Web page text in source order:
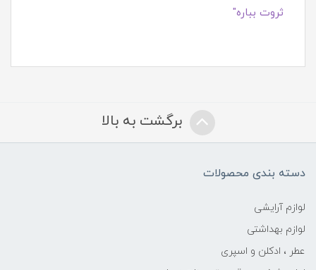
ثروت بباره"
برگشت به بالا
دسته بندی محصولات
لوازم آرایشی
لوازم بهداشتی
عطر ، ادکلن و اسپری